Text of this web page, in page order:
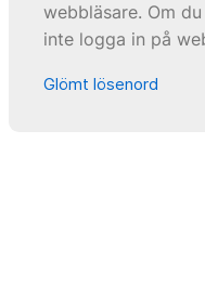
webbläsare. Om
inte logga in på
Glömt lösenord